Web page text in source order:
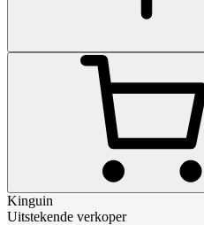
Kinguin
Uitstekende verkoper